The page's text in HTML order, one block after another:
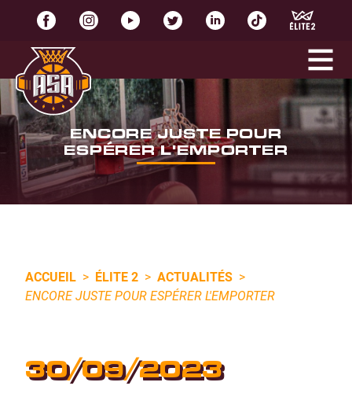
ENCORE JUSTE POUR
ESPÉRER L'EMPORTER
ACCUEIL > ÉLITE 2 > ACTUALITÉS >
ENCORE JUSTE POUR ESPÉRER L'EMPORTER
30/09/2023